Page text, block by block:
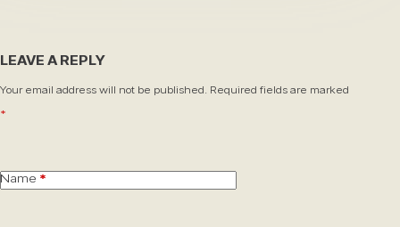
LEAVE A REPLY
Your email address will not be published. Required fields are marked
*
Name *